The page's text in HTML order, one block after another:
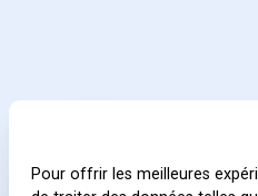
Pour offrir les meilleures